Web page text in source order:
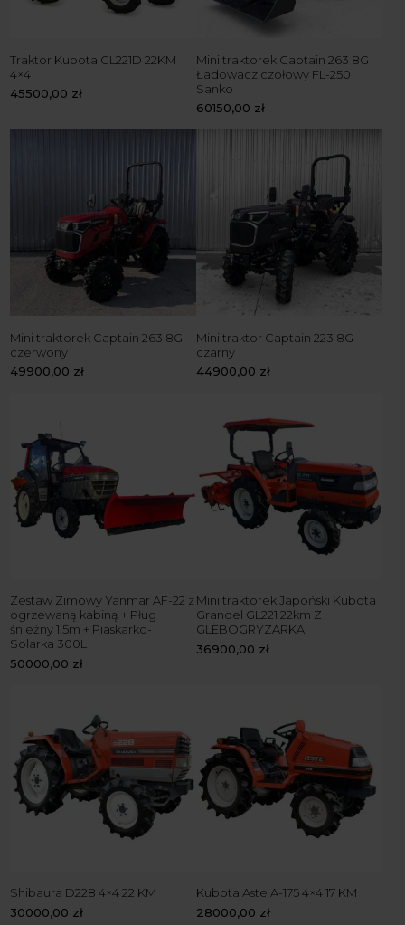
Traktor Kubota GL221D 22KM
4×4
45500,00 zł
Mini traktorek Captain 263 8G
Ładowacz czołowy FL-250
Sanko
60150,00 zł
Mini traktorek Captain 263 8G
czerwony
49900,00 zł
Mini traktor Captain 223 8G
czarny
44900,00 zł
Zestaw Zimowy Yanmar AF-22 z
ogrzewaną kabiną + Pług
śnieżny 1.5m + Piaskarko-
Solarka 300L
50000,00 zł
Mini traktorek Japoński Kubota
Grandel GL221 22km Z
GLEBOGRYZARKA
36900,00 zł
Shibaura D228 4×4 22 KM
30000,00 zł
Kubota Aste A-175 4×4 17 KM
28000,00 zł